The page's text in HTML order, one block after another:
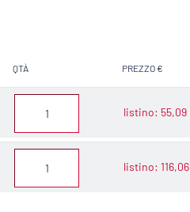
QTÀ PREZZO €
listino: 55,09
listino: 116,06